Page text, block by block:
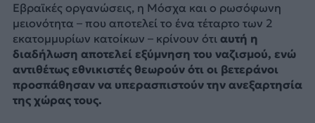
Εβραϊκές οργανώσεις, η Μόσχα και ο ρωσόφωνη
μειονότητα – που αποτελεί το ένα τέταρτο των 2
εκατομμυρίων κατοίκων – κρίνουν ότι αυτή η
διαδήλωση αποτελεί εξύμνηση του ναζισμού, ενώ
αντιθέτως εθνικιστές θεωρούν ότι οι βετεράνοι
προσπάθησαν να υπερασπιστούν την ανεξαρτησία
της χώρας τους.